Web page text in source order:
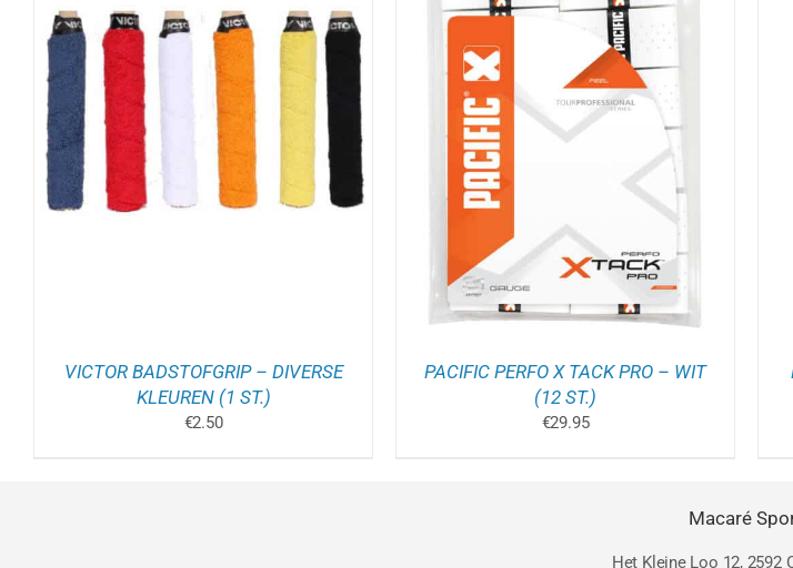
VICTOR BADSTOFGRIP – DIVERSE
KLEUREN (1 ST.)
€2.50
TOEVOEGEN AAN WINKELWAGEN
DETAILS
PACIFIC PERFO X TACK PRO – WIT
(12 ST.)
€29.95
TOEVOEGEN AAN WINKELWAGEN
DETAILS
Macaré
Het Kleine Loo 12, 2592